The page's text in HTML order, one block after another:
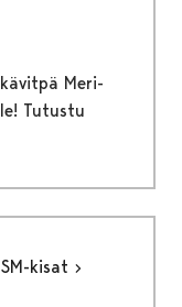
Meri-
Tutustu
kisat